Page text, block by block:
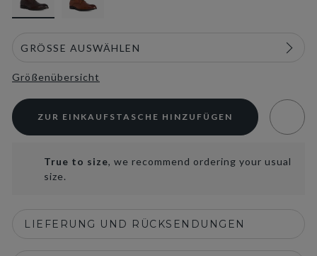
Größenübersicht
ZUR EINKAUFSTASCHE HINZUFÜGEN
True to size, we recommend ordering your usual
size.
LIEFERUNG UND RÜCKSENDUNGEN